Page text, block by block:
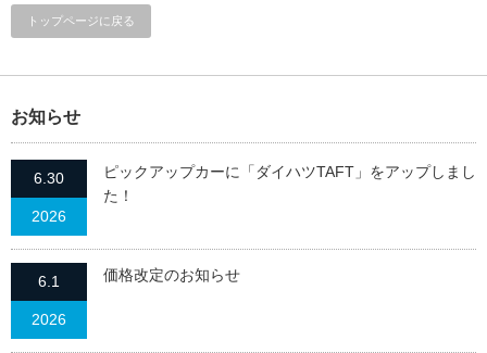
トップページに戻る
お知らせ
6.30
2026
ピックアップカーに「ダイハツTAFT」をアップしまし
た！
6.1
2026
価格改定のお知らせ